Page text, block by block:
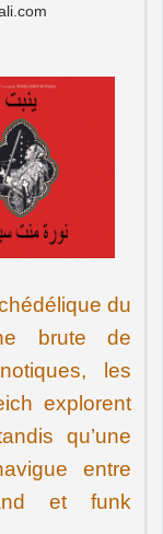
du
brute de
les
explorent
qu’une
entre
et funk